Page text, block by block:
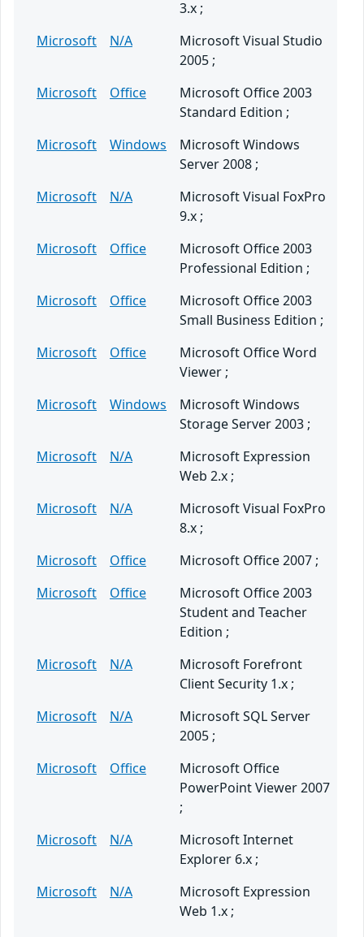
3.x ;
Microsoft
N/A
Microsoft Visual Studio
2005 ;
Microsoft
Office
Microsoft Office 2003
Standard Edition ;
Microsoft
Windows
Microsoft Windows
Server 2008 ;
Microsoft
N/A
Microsoft Visual FoxPro
9.x ;
Microsoft
Office
Microsoft Office 2003
Professional Edition ;
Microsoft
Office
Microsoft Office 2003
Small Business Edition ;
Microsoft
Office
Microsoft Office Word
Viewer ;
Microsoft
Windows
Microsoft Windows
Storage Server 2003 ;
Microsoft
N/A
Microsoft Expression
Web 2.x ;
Microsoft
N/A
Microsoft Visual FoxPro
8.x ;
Microsoft
Office
Microsoft Office 2007 ;
Microsoft
Office
Microsoft Office 2003
Student and Teacher
Edition ;
Microsoft
N/A
Microsoft Forefront
Client Security 1.x ;
Microsoft
N/A
Microsoft SQL Server
2005 ;
Microsoft
Office
Microsoft Office
PowerPoint Viewer 2007
;
Microsoft
N/A
Microsoft Internet
Explorer 6.x ;
Microsoft
N/A
Microsoft Expression
Web 1.x ;